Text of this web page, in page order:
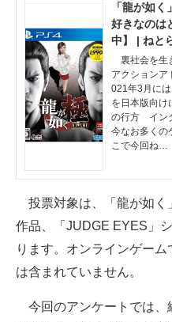
企業ITのトレンドを詳説
経営リーダーのコミュニティ
マーケ×ITの今がよく分かる
ITエンジニア向け専門サイト
企業向けIT製品の総合サイト
製造業のIT導入・活用を支援
モノづくり技術者専門サイト
「龍が如
好きなのは
中】 | ねと
裏社会を生
アクションア
021年3月に
を日本版向
の行方 イン
今なお多く
こで今回ね…
投票対象は、「龍が如く
作品、「JUDGE EYES」
ります。オンラインゲーム
は含まれていません。
今回のアンケートでは、